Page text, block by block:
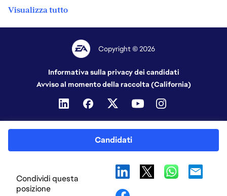
Candidati
Condividi questa
posizione
Visualizza tutto
Copyright © 2026
Informativa sulla privacy dei candidati
Avviso al momento della raccolta (California)